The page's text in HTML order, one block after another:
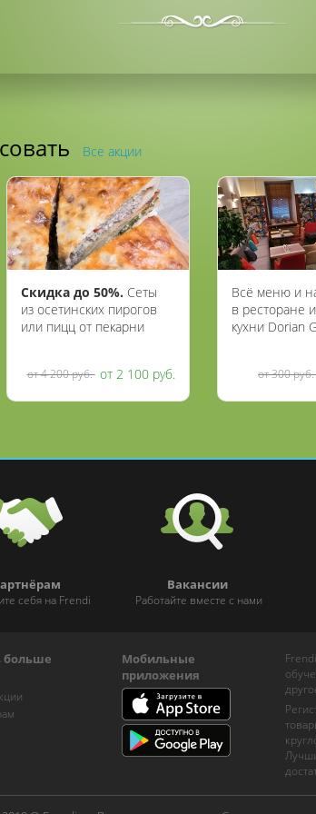
Все акции
Скидка до 50%. Сеты
из осетинских пирогов
или пицц от пекарни
от 4 200 руб. от 2 100 руб.
Всё меню и
в ресторане
кухни Dorian
от 300
себя на Frendi
Вакансии
Работайте вместе с нами
больше
Мобильные
приложения